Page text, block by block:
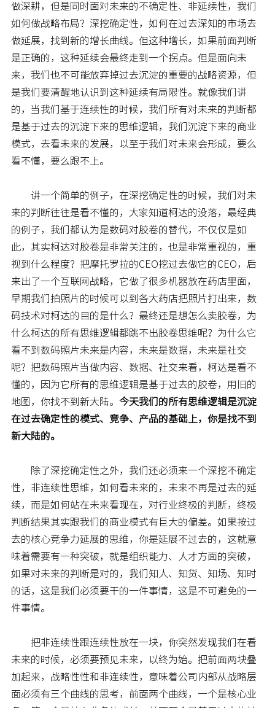
做深耕，但是同时面对未来的不确定性、非延续性，我们
如何做战略布局？深挖确定性，如何在过去深知的市场去
做延展，找到新的增长曲线。但这种增长，如果前面判断
是正确的，这种延续会最终走到一个拐点。但是面向未
来，我们也不可能放弃掉过去沉淀的重要的战略资源，但
是我们要清醒地认识到这种延续有局限性。就像我们讲
的，当我们基于连续性的时候，我们所有对未来的判断都
是基于过去的沉淀下来的思维逻辑，我们沉淀下来的商业
模式，去看未来的发展，以至于我们对未来会形成，要么
看不懂，要么跟不上。
讲一个简单的例子，在深挖确定性的时候，我们对未
来的判断往往是看不懂的，大家知道柯达的没落，最经典
的例子，我们都认为是数码对胶卷的替代，不仅仅是如
此，其实柯达对胶卷是非常关注的，也是非常重视的，重
视到什么程度？把摩托罗拉的CEO挖过去做它的CEO，后
来出了一个互联网战略，它做了很多机器放在药店里面，
早期我们拍照片的时候可以到各大药店把照片打出来，数
码技术对柯达的目的是什么？最终还是想怎么卖胶卷，为
什么柯达的所有思维逻辑都跳不出胶卷思维呢？为什么它
看不到数码照片未来是内容，未来是数据，未来是社交
呢？把数码照片当做内容、数据、社交来看，柯达是看不
懂的，因为它所有的思维逻辑是基于过去的胶卷，用旧的
地图，你找不到新大陆。 今天我们的所有思维逻辑是沉淀
在过去确定性的模式、竞争、产品的基础上，你是找不到
新大陆的。
除了深挖确定性之外，我们还必须来一个深挖不确定
性，非连续性思维，如何看未来的，未来不再是过去的延
续，而是如何站在未来看现在，对行业终极的判断，终极
判断结果其实跟我们的商业模式有巨大的偏差。如果按过
去的核心竞争力延展的思维，你是延展不过去的，这就意
味着需要有一种突破，就是组织能力、人才方面的突破，
如果对未来的判断是对的，我们知人、知货、知场、知时
的话，这是我们必须要干的一件事情，这是不可避免的一
件事情。
把非连续性跟连续性放在一块，你突然发现我们在看
未来的时候，必须要预见未来，以终为始。把前面两块叠
加起来，战略性性和非连续性，意味着公司内部从战略层
面必须有三个曲线的思考，前面两个曲线，一个是核心业